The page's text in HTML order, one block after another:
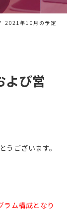
2021年10月の予定
よび営
ございます。
ム構成となり